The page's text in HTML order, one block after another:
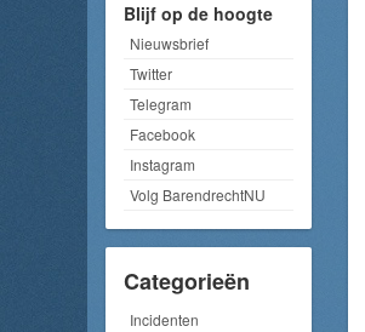
Blijf op de hoogte
Nieuwsbrief
Twitter
Telegram
Facebook
Instagram
Volg BarendrechtNU
Categorieën
Incidenten